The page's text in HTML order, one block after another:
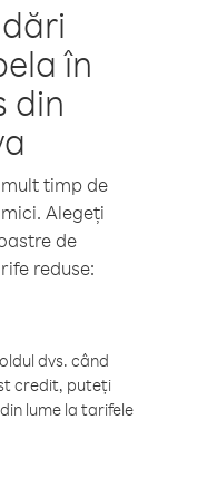
în
din
timp de
Alegeți
de
reduse:
dvs. când
credit, puteți
lume la tarifele